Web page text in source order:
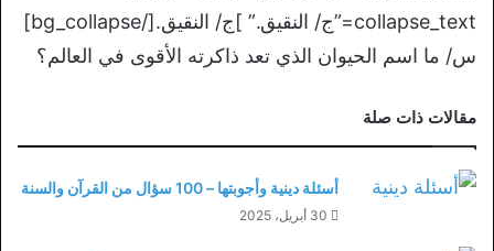
collapse_text=”ج/ النقيق.” ]ج/ النقيق.[/bg_collapse]
س/ ما اسم الحيوان الذي تعد ذاكرته الأقوى في العالم؟
مقالات ذات صلة
أسئلة دينية وأجوبتها – 100 سؤال من القرآن والسنة
30 أبريل، 2025